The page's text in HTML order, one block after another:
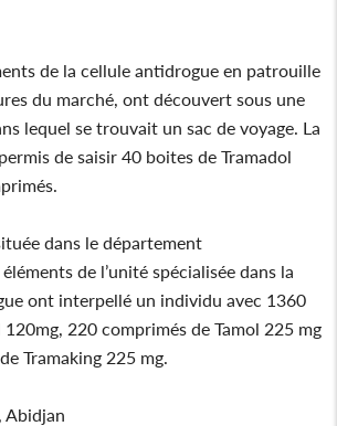
de la cellule antidrogue en patrouille
du marché, ont découvert sous une
lequel se trouvait un sac de voyage. La
de saisir 40 boites de Tramadol
dans le département
de l’unité spécialisée dans la
ont interpellé un individu avec 1360
220 comprimés de Tamol 225 mg
Tramaking 225 mg.
Abidjan